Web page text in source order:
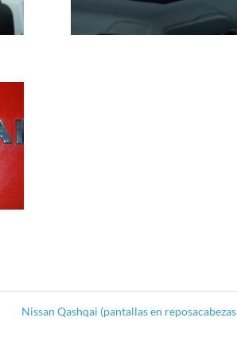
Nissan Qashqai (pantallas en reposacabezas